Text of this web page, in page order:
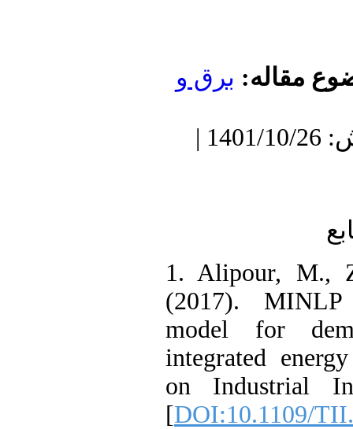
مقاله:برق و
دریافت: 1400/11/21 | پذیرش: 1401/10/26 |
1. Alipour,
(2017).
model for
integrated
on
[DOI:10.1109/